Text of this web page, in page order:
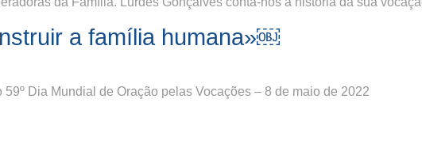
a família humana»￼
Dia Mundial de Oração pelas Vocações – 8 de maio de 2022